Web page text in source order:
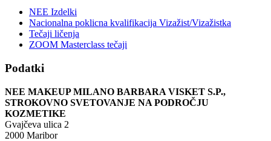
NEE Izdelki
Nacionalna poklicna kvalifikacija Vizažist/Vizažistka
Tečaji ličenja
ZOOM Masterclass tečaji
Podatki
NEE MAKEUP MILANO BARBARA VISKET S.P.,
STROKOVNO SVETOVANJE NA PODROČJU
KOZMETIKE
Gvajčeva ulica 2
2000 Maribor